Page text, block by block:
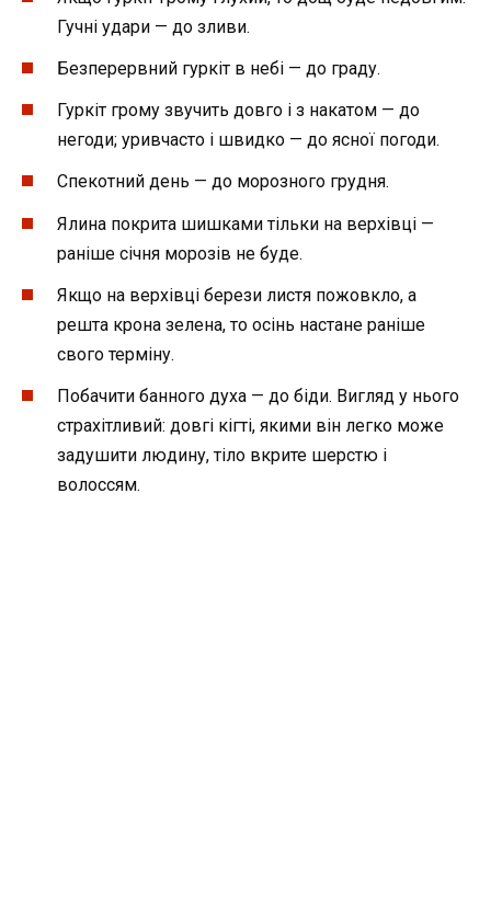
Гучні удари — до зливи.
Безперервний гуркіт в небі — до граду.
Гуркіт грому звучить довго і з накатом — до
негоди; уривчасто і швидко — до ясної погоди.
Спекотний день — до морозного грудня.
Ялина покрита шишками тільки на верхівці —
раніше січня морозів не буде.
Якщо на верхівці берези листя пожовкло, а
решта крона зелена, то осінь настане раніше
свого терміну.
Побачити банного духа — до біди. Вигляд у нього
страхітливий: довгі кігті, якими він легко може
задушити людину, тіло вкрите шерстю і
волоссям.